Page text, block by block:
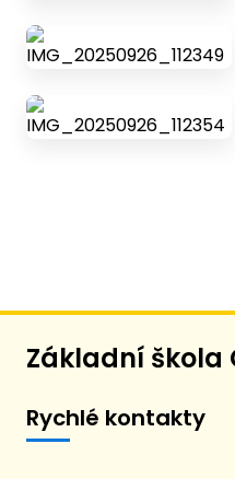
Základní škola
Rychlé kontakty